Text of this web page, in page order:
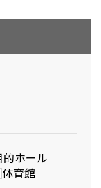
的ホール
体育館